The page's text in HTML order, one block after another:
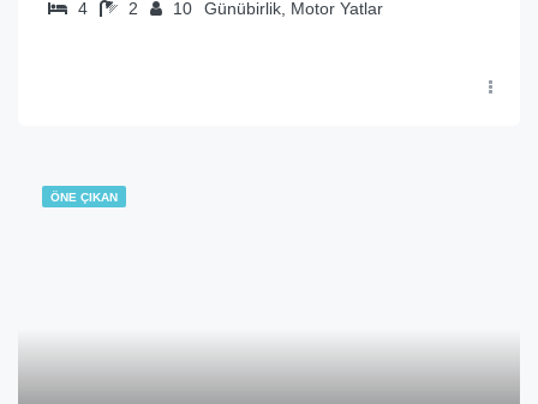
4 2 10 Günübirlik, Motor Yatlar
ÖNE ÇIKAN